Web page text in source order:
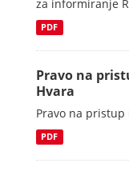
za informiranje
PDF
Pravo na
Hvara
Pravo na
PDF